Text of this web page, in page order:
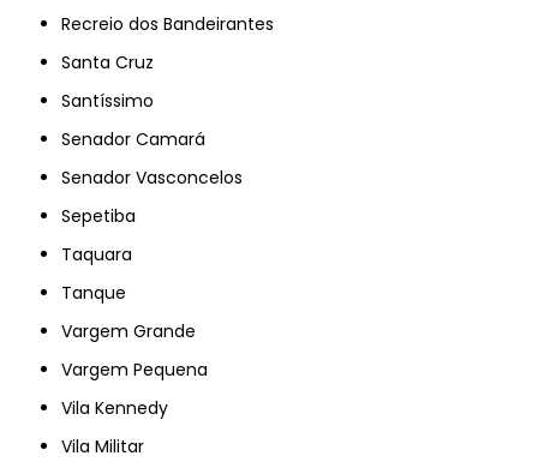
Recreio dos Bandeirantes
Santa Cruz
Santíssimo
Senador Camará
Senador Vasconcelos
Sepetiba
Taquara
Tanque
Vargem Grande
Vargem Pequena
Vila Kennedy
Vila Militar